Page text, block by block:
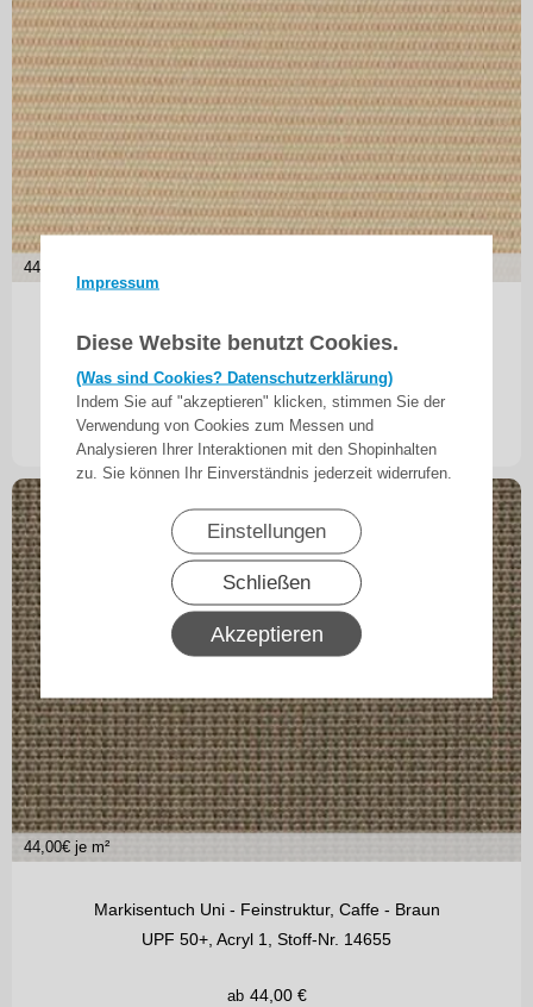
Impressum
Diese Website benutzt Cookies.
(Was sind Cookies? Datenschutzerklärung)
Indem Sie auf "akzeptieren" klicken, stimmen Sie der
Verwendung von Cookies zum Messen und
Analysieren Ihrer Interaktionen mit den Shopinhalten
zu. Sie können Ihr Einverständnis jederzeit widerrufen.
Einstellungen
Schließen
Akzeptieren
44,00
inkl. 19% MwSt. zzgl. Versand
ab 44,00€
44,00€ je m²
Markisentuch Uni - Feinstruktur, Caffe - Braun
UPF 50+, Acryl 1, Stoff-Nr. 14655
ab 44,00€